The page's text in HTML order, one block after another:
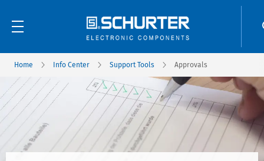
Home Info Center Support Tools Approvals